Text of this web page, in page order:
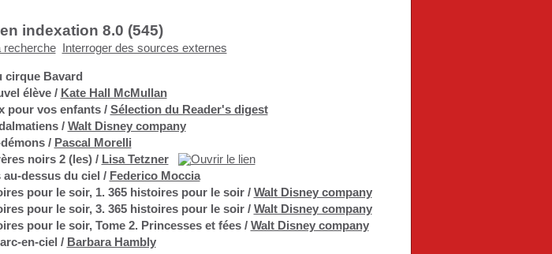
indexation 8.0 (545)
recherche Interroger des sources externes
cirque Bavard
élève/ Kate Hall McMullan
pour vos enfants/ Sélection du Reader's digest
/ Walt Disney company
/ Pascal Morelli
noirs 2 (les)/ Lisa Tetzner
au-dessus du ciel / Federico Moccia
pour le soir, 1. 365 histoires pour le soir/ Walt Disney company
pour le soir, 3. 365 histoires pour le soir/ Walt Disney company
pour le soir, Tome 2. Princesses et fées/ Walt Disney company
en-ciel / Barbara Hambly